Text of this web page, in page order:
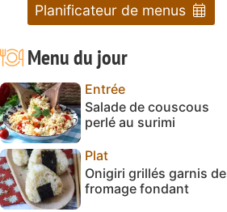
Planificateur de menus
Menu du jour
Entrée
Salade de couscous
perlé au surimi
Plat
Onigiri grillés garnis de
fromage fondant